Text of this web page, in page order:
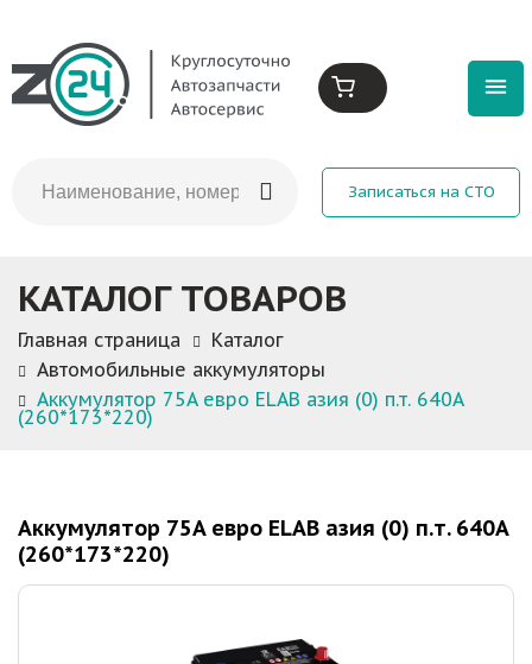
Записаться на СТО
КАТАЛОГ ТОВАРОВ
Главная страница
Каталог
Автомобильные аккумуляторы
Аккумулятор 75A евро ELAB азия (0) п.т. 640A
(260*173*220)
Аккумулятор 75A евро ELAB азия (0) п.т. 640A
(260*173*220)